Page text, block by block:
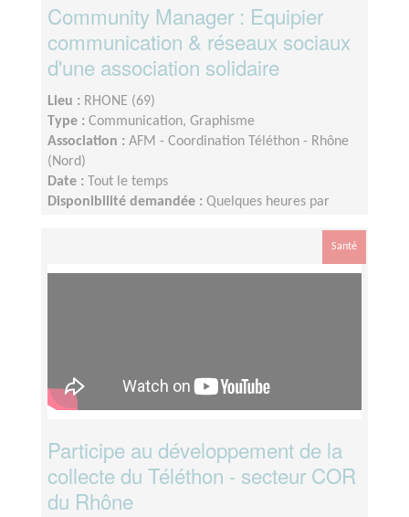
Community Manager : Equipier
communication & réseaux sociaux
d'une association solidaire
Lieu : RHONE (69)
Type : Communication, Graphisme
Association : AFM - Coordination Téléthon - Rhône
(Nord)
Date :
Tout le temps
Disponibilité demandée : Quelques heures par
Santé
Participe au développement de la
collecte du Téléthon - secteur COR
du Rhône